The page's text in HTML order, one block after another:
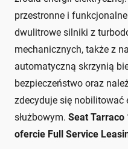
przestronne i
dwulitrowe silniki z
mechanicznych, także z
automatyczną skrzynią
bezpieczeństwo oraz
zdecyduje się
służbowym. Seat Tarraco
ofercie Full Service